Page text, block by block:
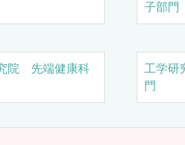
子部門
院 先端健康科
工学研
門